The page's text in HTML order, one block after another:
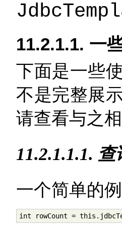
11.2.1.1. 一
下面是一些
不是完整展
请查看与之
11.2.1.1.1.
一个简单的
int rowCount =